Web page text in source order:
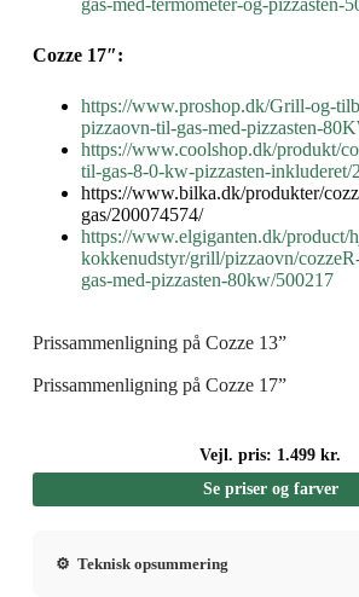
Cozze 17″:
https://www.proshop.dk/Grill-og-
pizzaovn-til-gas-med-pizzasten-
https://www.coolshop.dk/produkt/
til-gas-8-0-kw-pizzasten-
https://www.bilka.dk/produkter/
gas/200074574/
https://www.elgiganten.dk/product/
kokkenudstyr/grill/pizzaovn/
gas-med-pizzasten-80kw/500217
Prissammenligning på Cozze 13”
Prissammenligning på Cozze 17”
Vejl. pris: 1.499 kr.
Se priser og farver
⚙ Teknisk opsummering